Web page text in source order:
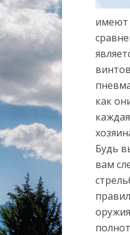
имеют
как
Будь
вам